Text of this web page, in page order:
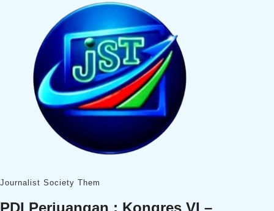
Journalist Society Them
PDI Perjuangan : Kongres VI –